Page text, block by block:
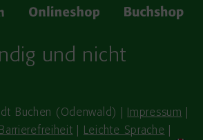
und nicht
Buchen (Odenwald) | Impressum
Barrierefreiheit Leichte Sprache